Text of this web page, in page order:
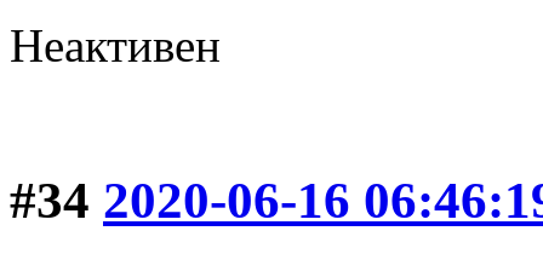
Неактивен
#34 2020-06-16